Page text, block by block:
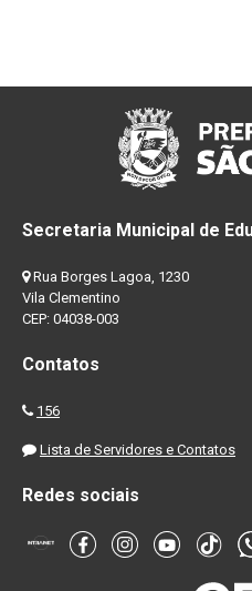
Secretaria Municipal de
Rua Borges Lagoa, 1230
Vila Clementino
CEP: 04038-003
Contatos
156
Lista de Servidores e Contatos
Redes sociais